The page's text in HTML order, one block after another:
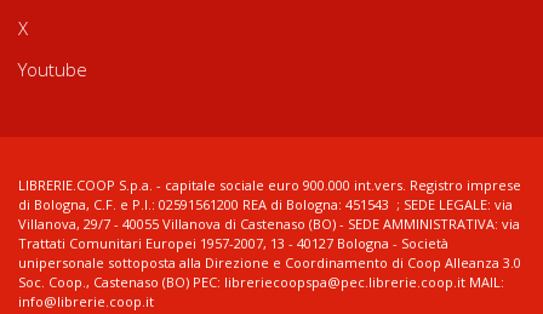
X
Youtube
LIBRERIE.COOP S.p.a. - capitale sociale euro 900.000 int.vers. Registro imprese
di Bologna, C.F. e P.I.: 02591561200 REA di Bologna: 451543 ; SEDE LEGALE: via
Villanova, 29/7 - 40055 Villanova di Castenaso (BO) - SEDE AMMINISTRATIVA: via
Trattati Comunitari Europei 1957-2007, 13 - 40127 Bologna - Società
unipersonale sottoposta alla Direzione e Coordinamento di Coop Alleanza 3.0
Soc. Coop., Castenaso (BO) PEC: libreriecoopspa@pec.librerie.coop.it MAIL:
info@librerie.coop.it